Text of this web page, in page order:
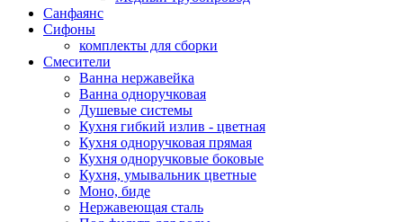
Санфаянс
Сифоны
комплекты для сборки
Смесители
Ванна нержавейка
Ванна одноручковая
Душевые системы
Кухня гибкий излив - цветная
Кухня одноручковая прямая
Кухня одноручковые боковые
Кухня, умывальник цветные
Моно, биде
Нержавеющая сталь